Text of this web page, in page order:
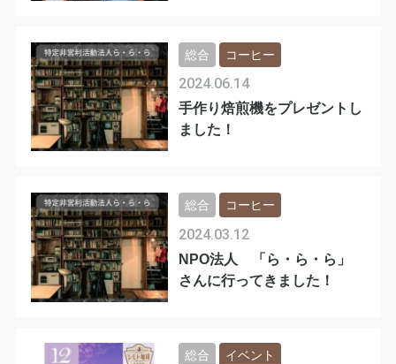
手作り焙煎機をプレゼントし
ました！
2024.06.14
総合 コーヒー
NPO法人 「ら・ら・ら」
さんに行ってきました！
2024.03.12
総合 コーヒー
総合 イベント